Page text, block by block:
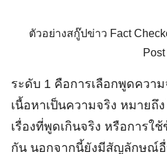
ตัวอย่างสกู๊ปข่าว Fact
Post
ระดับ 1 คือการเลือกพูดควา
เนื้อหาเป็นความจริง หมายถึ
เรื่องที่พูดเกินจริง หรือการใ
กัน นอกจากนี้ยังมีสัญลักษณ์อื่